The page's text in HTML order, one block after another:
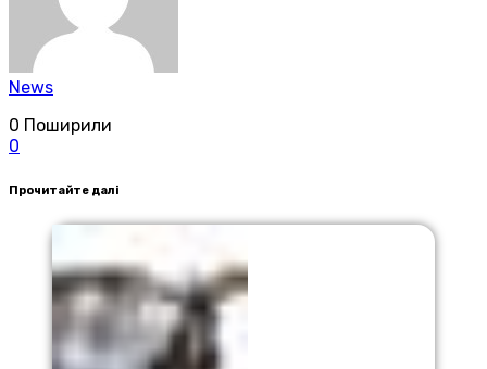
News
0 Поширили
0
Прочитайте далі